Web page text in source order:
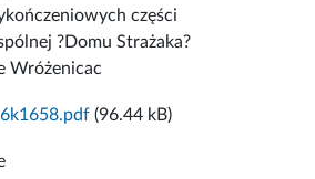
części
?Domu Strażaka?
Wróżenicac
6k1658.pdf (96.44 kB)